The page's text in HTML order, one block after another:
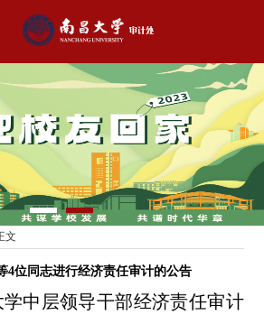
文
4位同志进行经济责任审计的公告
中层领导干部经济责任审计